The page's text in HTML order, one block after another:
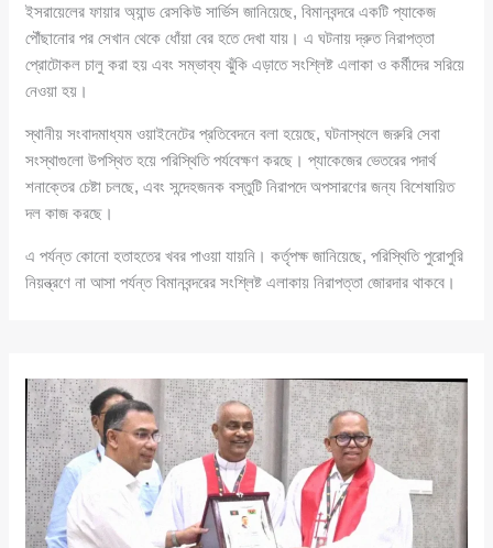
ইসরায়েলের ফায়ার অ্যান্ড রেসকিউ সার্ভিস জানিয়েছে, বিমানবন্দরে একটি প্যাকেজ
পৌঁছানোর পর সেখান থেকে ধোঁয়া বের হতে দেখা যায়। এ ঘটনায় দ্রুত নিরাপত্তা
প্রোটোকল চালু করা হয় এবং সম্ভাব্য ঝুঁকি এড়াতে সংশ্লিষ্ট এলাকা ও কর্মীদের সরিয়ে
নেওয়া হয়।
স্থানীয় সংবাদমাধ্যম ওয়াইনেটের প্রতিবেদনে বলা হয়েছে, ঘটনাস্থলে জরুরি সেবা
সংস্থাগুলো উপস্থিত হয়ে পরিস্থিতি পর্যবেক্ষণ করছে। প্যাকেজের ভেতরের পদার্থ
শনাক্তের চেষ্টা চলছে, এবং সন্দেহজনক বস্তুটি নিরাপদে অপসারণের জন্য বিশেষায়িত
দল কাজ করছে।
এ পর্যন্ত কোনো হতাহতের খবর পাওয়া যায়নি। কর্তৃপক্ষ জানিয়েছে, পরিস্থিতি পুরোপুরি
নিয়ন্ত্রণে না আসা পর্যন্ত বিমানবন্দরের সংশ্লিষ্ট এলাকায় নিরাপত্তা জোরদার থাকবে।